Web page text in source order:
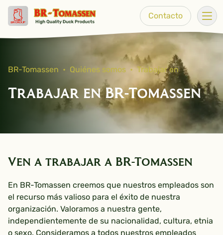
Go to content
Contacto
BR-Tomassen • Quiénes somos • Trabajar en
Trabajar en BR-Tomassen
Ven a trabajar a BR-Tomassen
En BR-Tomassen creemos que nuestros empleados son
el recurso más valioso para el éxito de nuestra
organización. Valoramos a nuestra gente,
independientemente de su nacionalidad, cultura, etnia
o sexo. Consideramos a todos nuestros empleados